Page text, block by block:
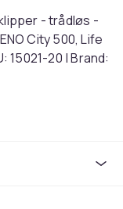
- trådløs -
City 500, Life
15021-20 | Brand: